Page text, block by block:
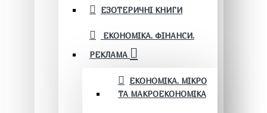
ЕЗОТЕРИЧНІ КНИГИ
ЕКОНОМІКА. ФІНАНСИ.
РЕКЛАМА
ЕКОНОМІКА. МІКРО
ТА МАКРОЕКОНОМІКА